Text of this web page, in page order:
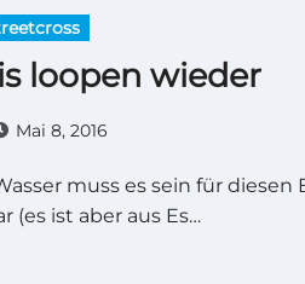
loopen wieder
Mai 8, 2016
(es ist aber aus Es…